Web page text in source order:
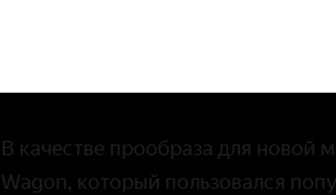
В качестве прообраза для новой
Wagon, который пользовался